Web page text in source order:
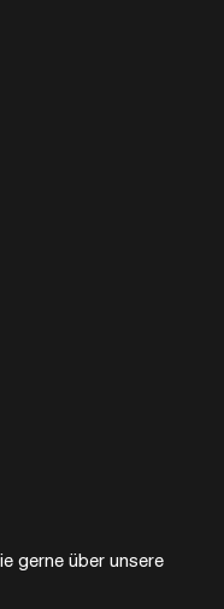
gerne über unsere